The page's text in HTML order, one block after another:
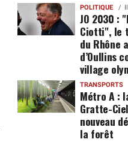
POLITIQUE
JO 2030 :
Ciotti", le
du Rhône
d’Oullins
village
TRANSPORTS
Métro A :
Gratte-
nouveau
la forêt